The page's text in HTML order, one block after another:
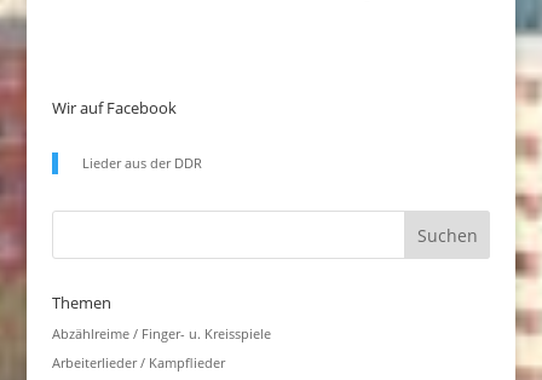
Wir auf Facebook
Lieder aus der DDR
Themen
Abzählreime / Finger- u. Kreisspiele
Arbeiterlieder / Kampflieder